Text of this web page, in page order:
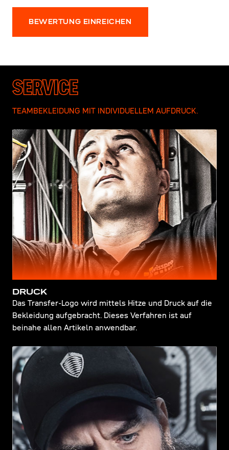
BEWERTUNG EINREICHEN
SERVICE
TEAMBEKLEIDUNG MIT INDIVIDUELLEM AUFDRUCK.
DRUCK
Das Transfer-Logo wird mittels Hitze und Druck auf die
Bekleidung aufgebracht. Dieses Verfahren ist auf
beinahe allen Artikeln anwendbar.